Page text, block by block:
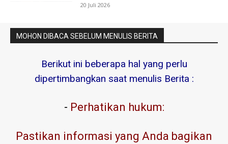
20 Juli 2026
MOHON DIBACA SEBELUM MENULIS BERITA
Berikut ini beberapa hal yang perlu
dipertimbangkan saat menulis Berita :
- Perhatikan hukum:
Pastikan informasi yang Anda bagikan